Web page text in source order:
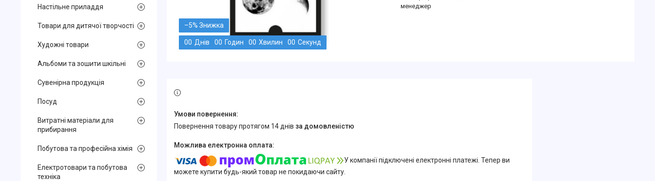
–5%
00 Днів 00 Годин 00 Хвилин 00 Секунд
менеджер
повернення товару протягом 14 днів за домовленістю
У компанії підключені електронні платежі. Тепер ви
можете купити будь-який товар не покидаючи сайту.
Настільне приладдя
Товари для дитячої творчості
Художні товари
Альбоми та зошити шкільні
Сувенірна продукція
Посуд
Витратні матеріали для
прибирання
Побутова та професійна хімія
Електротовари та побутова
техніка